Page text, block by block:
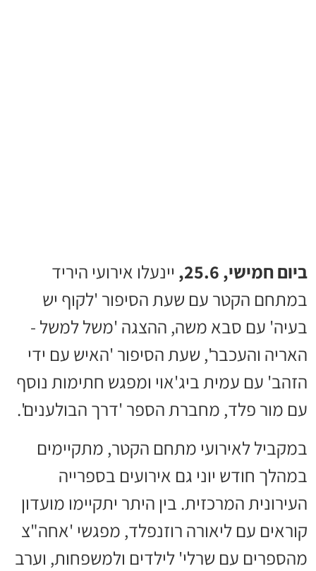
ביום חמישי, 25.6,
יינעלו אירועי היריד
במתחם הקטר עם שעת הסיפור 'לקוף יש
בעיה' עם סבא משה, ההצגה 'משל למשל -
האריה והעכבר', שעת הסיפור 'האיש עם ידי
הזהב' עם עמית ביג'אוי ומפגש חתימות נוסף
עם מור פלד, מחברת הספר 'דרך הבולענים'.
במקביל לאירועי מתחם הקטר, מתקיימים
במהלך חודש יוני גם אירועים בספרייה
העירונית המרכזית. בין היתר יתקיימו מועדון
קוראים עם ליאורה רוזנפלד, מפגשי 'אחה"צ
מהספרים עם שרלי' לילדים ולמשפחות, וערב